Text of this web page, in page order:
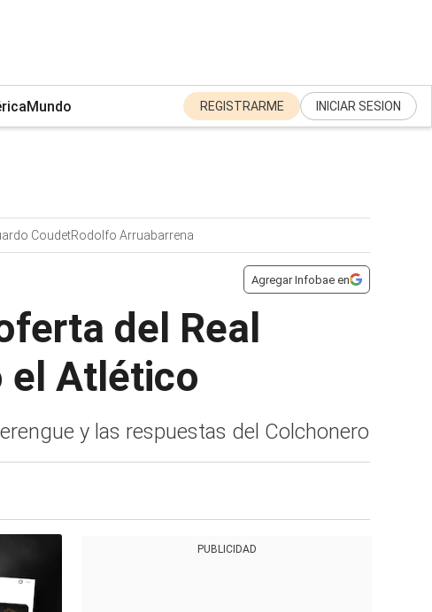
Mundo REGISTRARME INICIAR SESION
CoudetRodolfo Arruabarrena
Agregar Infobae en
del Real
el Atlético
y las respuestas del Colchonero
PUBLICIDAD